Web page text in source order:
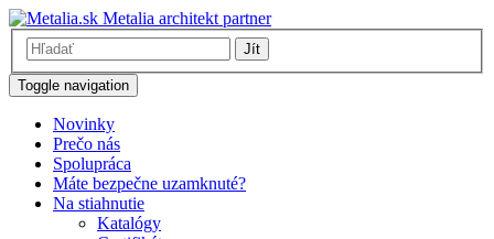
Metalia architekt partner
Jít
Toggle navigation
Novinky
Prečo nás
Spolupráca
Máte bezpečne uzamknuté?
Na stiahnutie
Katalógy